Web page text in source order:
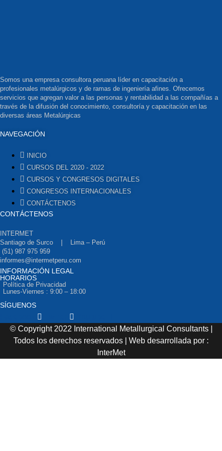
Somos una empresa consultora peruana líder en capacitación a
profesionales metalúrgicos y de ramas de ingeniería afines. Ofrecemos
servicios que agregan valor a las personas y rentabilidad a las compañías a
través de la difusión del conocimiento, consultoría y capacitación en las
diversas áreas Metalúrgicas
NAVEGACIÓN
INICIO
CURSOS DEL 2020 - 2022
CURSOS Y CONGRESOS DIGITALES
CONGRESOS INTERNACIONALES
CONTÁCTENOS
CONTÁCTENOS
INTERMET
Santiago de Surco | Lima – Perú
(51) 987 975 959
informes@intermetperu.com
INFORMACIÓN LEGAL
Política de Privacidad
HORARIOS
Lunes-Viernes : 9:00 – 18:00
SÍGUENOS
© Copyright 2022 International Metallurgical Consultants |
Todos los derechos reservados | Web desarrollada por :
InterMet